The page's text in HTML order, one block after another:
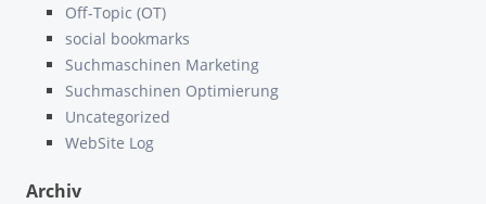
Off-Topic (OT)
social bookmarks
Suchmaschinen Marketing
Suchmaschinen Optimierung
Uncategorized
WebSite Log
Archiv